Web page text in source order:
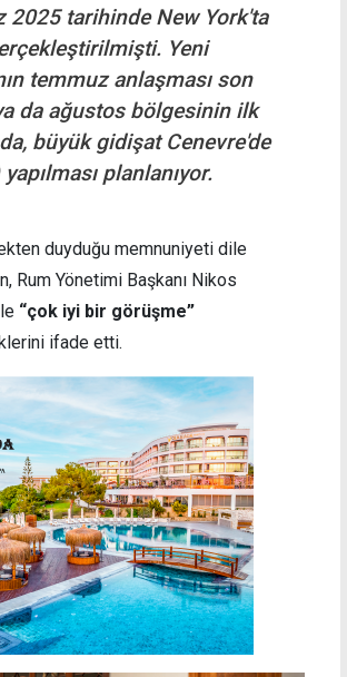
2025 tarihinde New York'ta
Yeni
temmuz anlaşması son
da ağustos bölgesinin ilk
büyük gidişat Cenevre'de
planlanıyor.
duyduğu memnuniyeti dile
Rum Yönetimi Başkanı Nikos
“çok iyi bir görüşme”
ifade etti.